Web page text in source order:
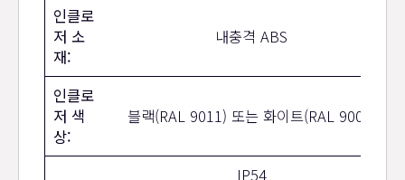
인클로
저 소
재:
내충격 ABS
인클로
저 색
상:
블랙(RAL 9011) 또는 화이트(RAL 9003)
IP54